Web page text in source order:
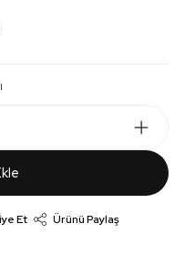
Et Ürünü Paylaş